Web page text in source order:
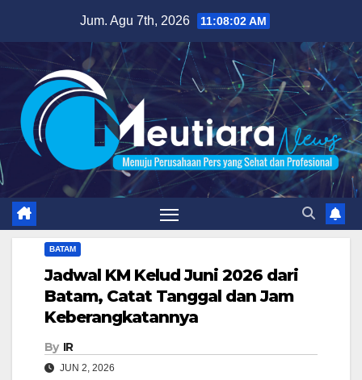
content
Jum. Agu 7th, 2026 11:08:03 AM
BATAM
Jadwal KM Kelud Juni 2026 dari
Batam, Catat Tanggal dan Jam
Keberangkatannya
By IR
JUN 2, 2026